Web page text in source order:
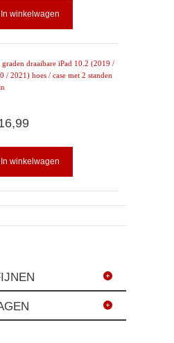
In winkelwagen
graden draaibare iPad 10.2 (2019 /
/ 2021) hoes / case met 2 standen
In winkelwagen